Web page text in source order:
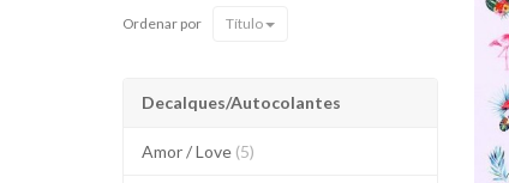
Ordenar por Título
Decalques/Autocolantes
Amor / Love (5)